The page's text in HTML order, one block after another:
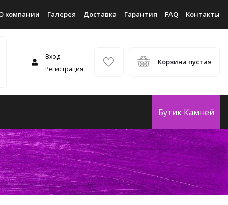
компании Галерея Доставка Гарантия FAQ Контакты
Вход
Регистрация
Корзина пустая
Бутик Камней